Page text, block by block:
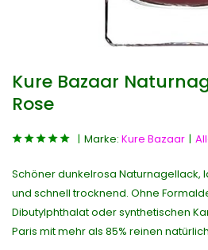
Kure Bazaar
Rose
Marke: Kure Bazaar
Schöner dunkelrosa Naturnagellack,
und schnell trocknend. Ohne
Dibutylphthalat oder synthetischen
Paris mit mehr als 85% reinen